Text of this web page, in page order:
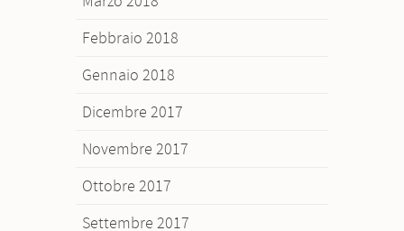
Febbraio 2018
Gennaio 2018
Dicembre 2017
Novembre 2017
Ottobre 2017
Settembre 2017